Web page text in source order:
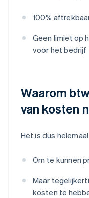
100%
Geen limiet op
voor het bedrijf
Waarom
van kosten
Het is dus
Om te kunnen
Maar
kosten te